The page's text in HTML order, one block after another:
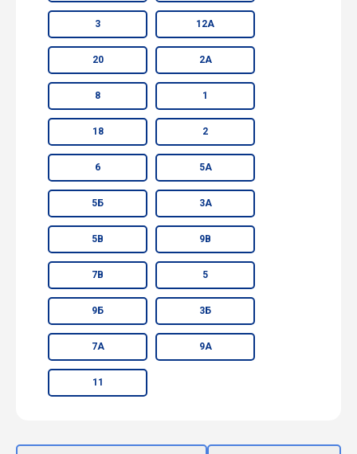
3 12А
20 2А
8 1
18 2
6 5А
5Б 3А
5В 9В
7В 5
9Б 3Б
7А 9А
11